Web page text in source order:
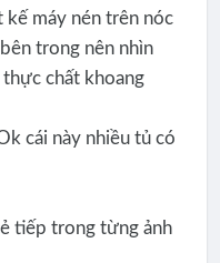
kế máy nén trên nóc
trong nên nhìn
chất khoang
cái này nhiều tủ có
tiếp trong từng ảnh